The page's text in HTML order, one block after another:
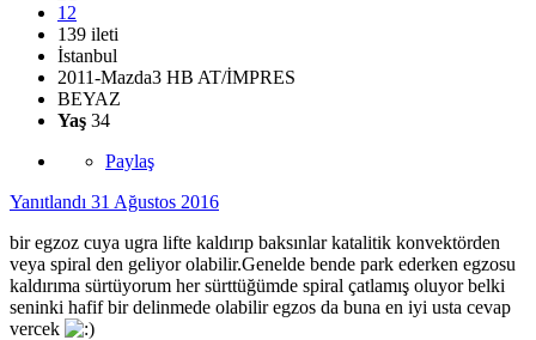
12
139 ileti
İstanbul
2011-Mazda3 HB AT/İMPRES
BEYAZ
Yaş 34
Paylaş
Yanıtlandı 31 Ağustos 2016
bir egzoz cuya ugra lifte kaldırıp baksınlar katalitik konvektörden
veya spiral den geliyor olabilir.Genelde bende park ederken egzosu
kaldırıma sürtüyorum her sürttüğümde spiral çatlamış oluyor belki
seninki hafif bir delinmede olabilir egzos da buna en iyi usta cevap
vercek